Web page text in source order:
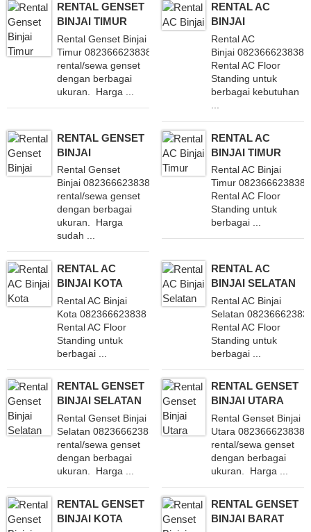
RENTAL GENSET
BINJAI TIMUR
Rental Genset Binjai
Timur 082366623838 Melayani
rental/sewa genset
dengan berbagai
ukuran. Harga ...
RENTAL AC
BINJAI
Rental AC
Binjai 082366623838
Rental AC Floor
Standing untuk
berbagai kebutuhan
RENTAL GENSET
BINJAI
Rental Genset
Binjai 082366623838 Melayani
rental/sewa genset
dengan berbagai
ukuran. Harga
sudah ...
RENTAL AC
BINJAI TIMUR
Rental AC Binjai
Timur 082366623838
Rental AC Floor
Standing untuk
berbagai ...
RENTAL AC
BINJAI KOTA
Rental AC Binjai
Kota 082366623838 Layani
Rental AC Floor
Standing untuk
berbagai ...
RENTAL AC
BINJAI SELATAN
Rental AC Binjai
Selatan
Rental AC Floor
Standing untuk
berbagai ...
RENTAL GENSET
BINJAI SELATAN
Rental Genset Binjai
Selatan 082366623838 Melayani
rental/sewa genset
dengan berbagai
ukuran. Harga ...
RENTAL GENSET
BINJAI UTARA
Rental Genset Binjai
Utara 082366623838
rental/sewa genset
dengan berbagai
ukuran. Harga ...
RENTAL GENSET
BINJAI KOTA
RENTAL GENSET
BINJAI BARAT